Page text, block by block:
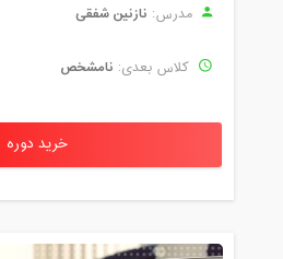
مدرس: نازنین شفقی
کلاس بعدی: نامشخص
خرید دوره